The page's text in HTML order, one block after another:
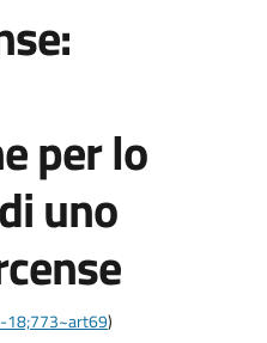
per lo
uno
18;773~art69)